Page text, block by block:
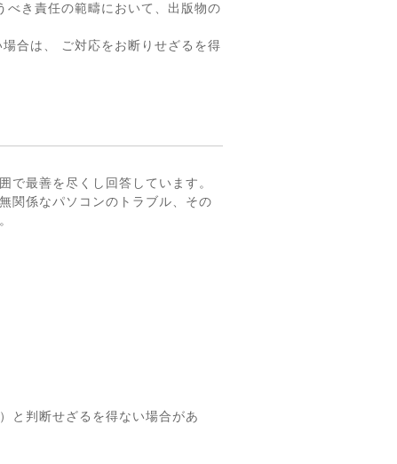
き責任の範疇において、出版物の
合は、 ご対応をお断りせざるを得
で最善を尽くし回答しています。
関係なパソコンのトラブル、その
と判断せざるを得ない場合があ